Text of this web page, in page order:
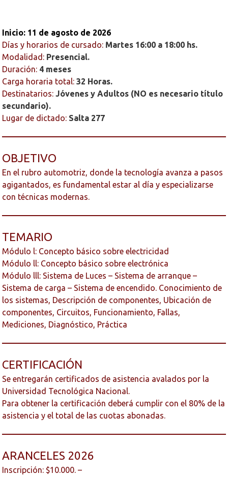
Inicio: 11 de agosto de 2026
Días y horarios de cursado: Martes 16:00 a 18:00 hs.
Modalidad: Presencial.
Duración: 4 meses
Carga horaria total: 32 Horas.
Destinatarios: Jóvenes y Adultos (NO es necesario título
secundario).
Lugar de dictado: Salta 277
OBJETIVO
En el rubro automotriz, donde la tecnología avanza a pasos
agigantados, es fundamental estar al día y especializarse
con técnicas modernas.
TEMARIO
Módulo l: Concepto básico sobre electricidad
Módulo ll: Concepto básico sobre electrónica
Módulo lll: Sistema de Luces – Sistema de arranque –
Sistema de carga – Sistema de encendido. Conocimiento de
los sistemas, Descripción de componentes, Ubicación de
componentes, Circuitos, Funcionamiento, Fallas,
Mediciones, Diagnóstico, Práctica
CERTIFICACIÓN
Se entregarán certificados de asistencia avalados por la
Universidad Tecnológica Nacional.
Para obtener la certificación deberá cumplir con el 80% de la
asistencia y el total de las cuotas abonadas.
ARANCELES 2026
Inscripción: $10.000. –